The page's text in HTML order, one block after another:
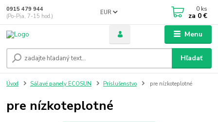
Menu
EUR
Hľadať
0915 479 944
(Po-Pia, 7-15 hod.)
0 ks
za 0 €
Úvod Sálavé panely ECOSUN Príslušenstvo pre nízkoteplotné
pre nízkoteplotné